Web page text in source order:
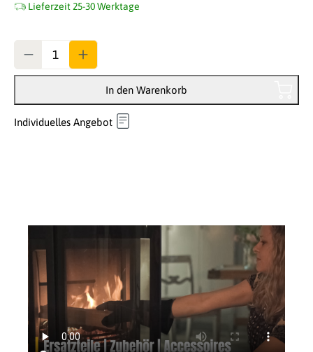
Lieferzeit 25-30 Werktage
In den Warenkorb
Individuelles Angebot